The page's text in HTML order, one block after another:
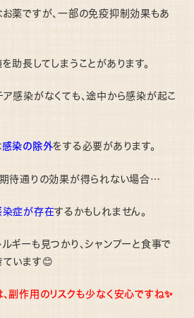
薬ですが、一部の免疫抑制効果もあ
助長してしまうことがあります。
感染がなくても、途中から感染が起こ
感染の除外をする必要があります。
待通りの効果が得られない場合…
染症が存在するかもしれません。
ギーも見つかり、シャンプーと食事で
います😊
副作用のリスクも少なく安心ですね✨